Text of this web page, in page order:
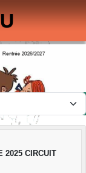
2025 CIRCUIT